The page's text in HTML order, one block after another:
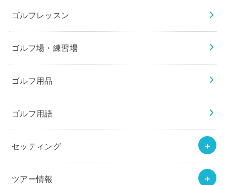
ゴルフレッスン
ゴルフ場・練習場
ゴルフ用品
ゴルフ用語
セッティング
ツアー情報